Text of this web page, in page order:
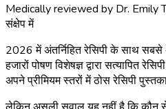
Medically reviewed by Dr. Emily
संक्षेप में
2026 में अंतर्निहित रेसिपी के साथ
हजारों पोषण विशेषज्ञ द्वारा
अपने प्रीमियम स्तरों में ठोस रेसिपी